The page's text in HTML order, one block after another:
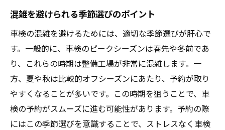
スムーズな車検のためのオフシーズン活用
術
予約の取りやすさがもたらす安心感
オフシーズンの予約で得られる利点
車検予約で優先したいメリットとは
混雑を避ける車検の賢い予約方法
ピーク時期を避けるための戦略
混雑を避けられる季節選びのポイント
車検の混雑を避けるためには、適切な季節選びが肝心で
す。一般的に、車検のピークシーズンは春先や冬前であ
り、これらの時期は整備工場が非常に混雑します。一
方、夏や秋は比較的オフシーズンにあたり、予約が取り
やすくなることが多いです。この時期を狙うことで、車
検の予約がスムーズに進む可能性があります。予約の際
にはこの季節選びを意識することで、ストレスなく車検